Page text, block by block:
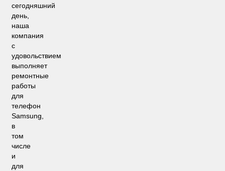
сегодняшний
день,
наша
компания
с
удовольствием
выполняет
ремонтные
работы
для
телефон
Samsung,
в
том
числе
и
для